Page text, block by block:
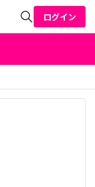
検索
ログイン